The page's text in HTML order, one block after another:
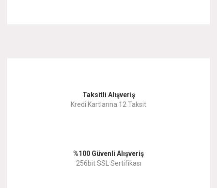
Ürün resmi kalitesiz, bozuk veya görüntülenemiyor.
Ürün fiyatı diğer sitelerden daha pahalı.
Taksitli Alışveriş
Kredi Kartlarına 12 Taksit
%100 Güvenli Alışveriş
256bit SSL Sertifikası